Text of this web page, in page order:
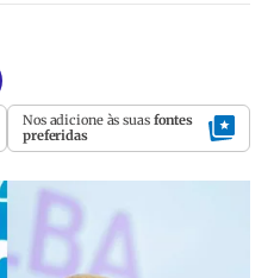
Nos adicione às suas fontes
preferidas